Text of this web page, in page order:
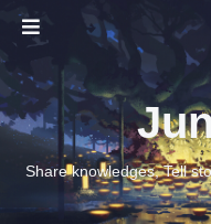
Share knowledges, Tell